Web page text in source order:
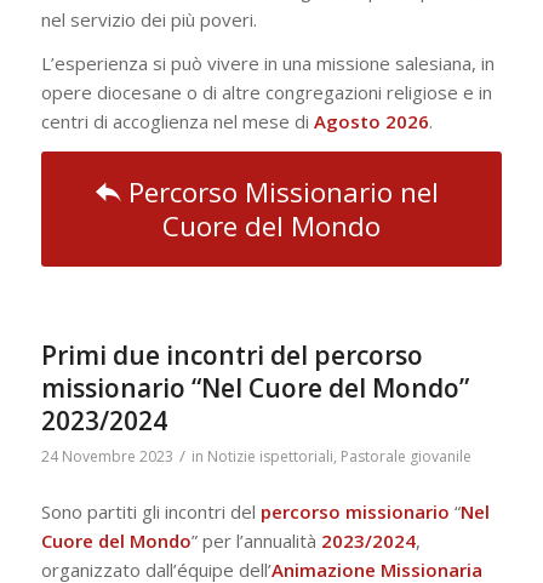
nel servizio dei più poveri.
L’esperienza si può vivere in una missione salesiana, in
opere diocesane o di altre congregazioni religiose e in
centri di accoglienza nel mese di Agosto 2026.
Percorso Missionario nel
Cuore del Mondo
Primi due incontri del percorso
missionario “Nel Cuore del Mondo”
2023/2024
24 Novembre 2023 / in Notizie ispettoriali, Pastorale giovanile
Sono partiti gli incontri del percorso missionario “Nel
Cuore del Mondo” per l’annualità 2023/2024,
organizzato dall’équipe dell’Animazione Missionaria